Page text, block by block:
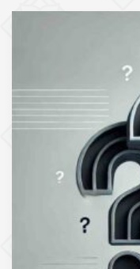
cel
Proba
Examenul